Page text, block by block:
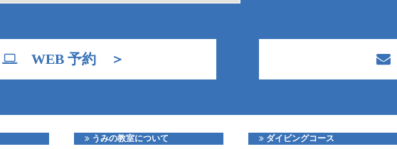
WEB 予約 ＞
うみの教室について
ダイビングコース